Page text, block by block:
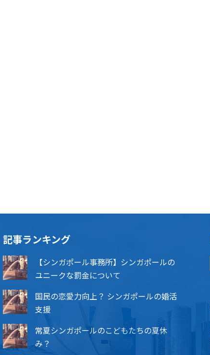
記事ランキング
【シンガポール事務所】シンガポールの
ユニークな罰金について
国民の恋愛力向上？ シンガポールの婚活
支援
常夏シンガポールのこどもたちの夏休
み？